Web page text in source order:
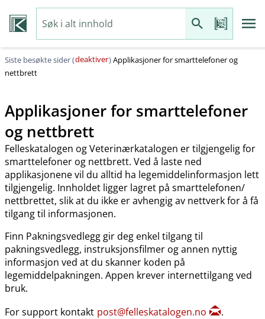
Siste besøkte sider (deaktiver)Applikasjoner for smarttelefoner og
nettbrett
Applikasjoner for smarttelefoner
og nettbrett
Felleskatalogen og Veterinærkatalogen er tilgjengelig for
smarttelefoner og nettbrett. Ved å laste ned
applikasjonene vil du alltid ha legemiddelinformasjon lett
tilgjengelig. Innholdet ligger lagret på smarttelefonen​/​
nettbrettet, slik at du ikke er avhengig av nettverk for å få
tilgang til informasjonen.
Finn Pakningsvedlegg gir deg enkel tilgang til
pakningsvedlegg, instruksjonsfilmer og annen nyttig
informasjon ved at du skanner koden på
legemiddelpakningen. Appen krever internettilgang ved
bruk.
For support kontakt post@felleskatalogen.no .